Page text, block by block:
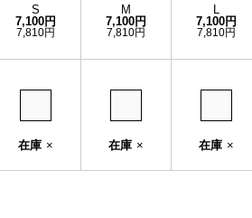
S
7,100円
7,810円
M
7,100円
7,810円
L
7,100円
7,810円
在庫 × 在庫 × 在庫 ×